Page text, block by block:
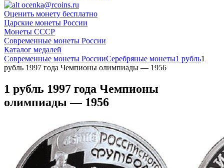
ocenka@rcoins.ru
Оценить монету бесплатно
Царские монеты России
Монеты СССР
Современные монеты России
Каталог медалей
Современные монеты РоссииСеребряные монеты1 рубль1
рубль 1997 года Чемпионы олимпиады — 1956
1 рубль 1997 года Чемпионы
олимпиады — 1956